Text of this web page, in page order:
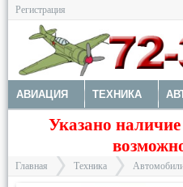
Регистрация
АВИАЦИЯ ТЕХНИКА
МОТОТЕХНИКА ТЕХНИКА
КРАСКИ И
Указано
Главная Техника